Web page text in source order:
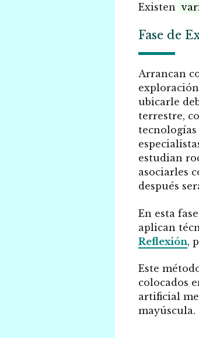
Existen
Fase de
Arrancan
ubicarle
terrestre,
estudian
asociarles
después
En esta
aplican
Reflexión,
Este
colocados
artificial
mayúscula.